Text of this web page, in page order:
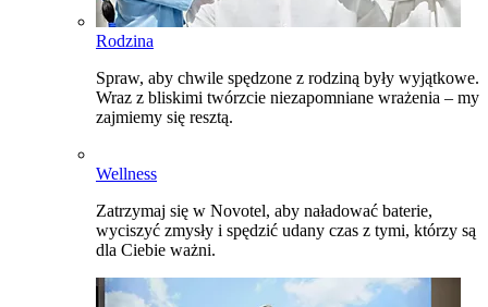
Rodzina
Spraw, aby chwile spędzone z rodziną były wyjątkowe.
Wraz z bliskimi twórzcie niezapomniane wrażenia – my
zajmiemy się resztą.
Wellness
Zatrzymaj się w Novotel, aby naładować baterie,
wyciszyć zmysły i spędzić udany czas z tymi, którzy są
dla Ciebie ważni.